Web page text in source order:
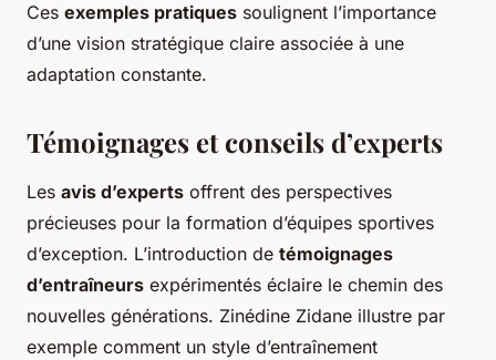
Ces exemples pratiques soulignent l’importance
d’une vision stratégique claire associée à une
adaptation constante.
Témoignages et conseils d’experts
Les avis d’experts offrent des perspectives
précieuses pour la formation d’équipes sportives
d’exception. L’introduction de témoignages
d’entraîneurs expérimentés éclaire le chemin des
nouvelles générations. Zinédine Zidane illustre par
exemple comment un style d’entraînement